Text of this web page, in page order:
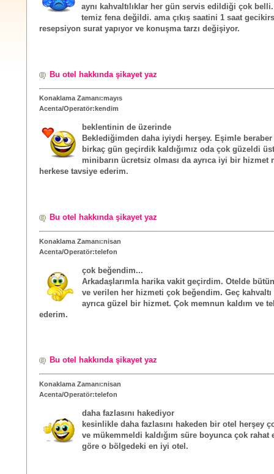
aynı kahvaltılıklar her gün servis edildiği çok
temiz fena değildi. ama çıkış saatini 1 saat
resepsiyon surat yapıyor ve konuşma tarzı değişiyor.
Bu otel hakkında şikayet yaz
Konaklama Zamanı:mayıs
Acenta/Operatör:kendim
beklentinin de üzerinde
Beklediğimden daha iyiydi herşey. Eşimle
birkaç gün geçirdik kaldığımız oda çok güzeldi
minibarın ücretsiz olması da ayrıca iyi bir hizmet
herkese tavsiye ederim.
Bu otel hakkında şikayet yaz
Konaklama Zamanı:nisan
Acenta/Operatör:telefon
çok beğendim...
Arkadaşlarımla harika vakit geçirdim. Otelde
ve verilen her hizmeti çok beğendim. Geç kahvaltı
ayrıca güzel bir hizmet. Çok memnun kaldım ve
ederim.
Bu otel hakkında şikayet yaz
Konaklama Zamanı:nisan
Acenta/Operatör:telefon
daha fazlasını hakediyor
kesinlikle daha fazlasını hakeden bir otel herşey
ve mükemmeldi kaldığım süre boyunca çok rahat
göre o bölgedeki en iyi otel.